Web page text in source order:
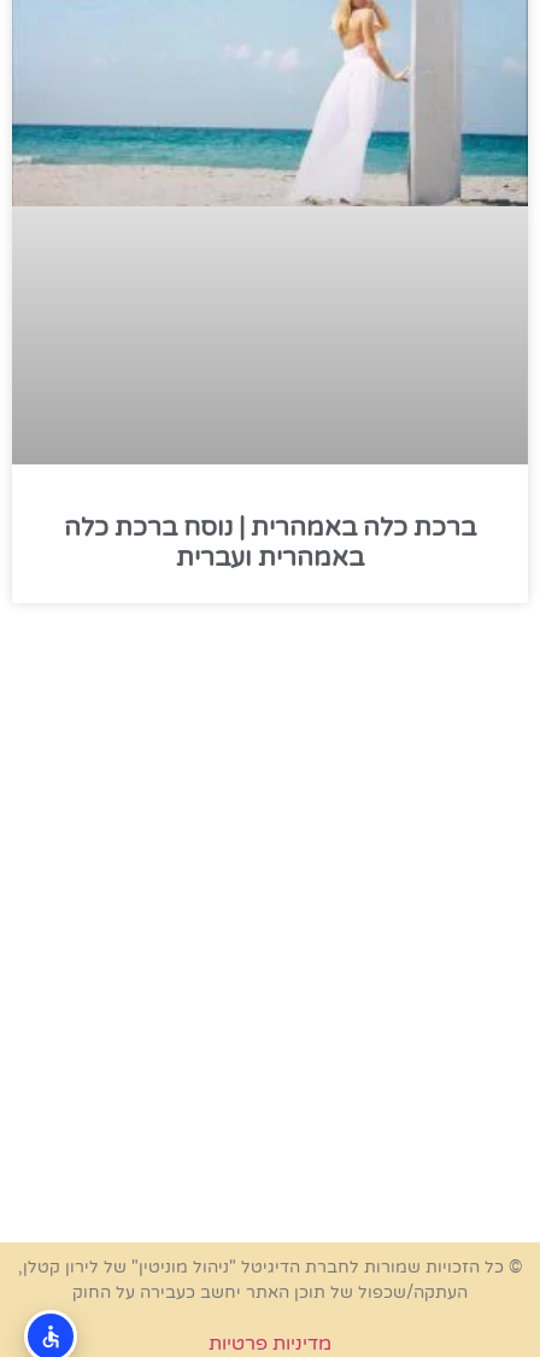
ברכת כלה באמהרית | נוסח ברכת כלה
באמהרית ועברית
© כל הזכויות שמורות לחברת הדיגיטל "ניהול מוניטין" של לירון קטלן,
העתקה/שכפול של תוכן האתר יחשב כעבירה על החוק
מדיניות פרטיות